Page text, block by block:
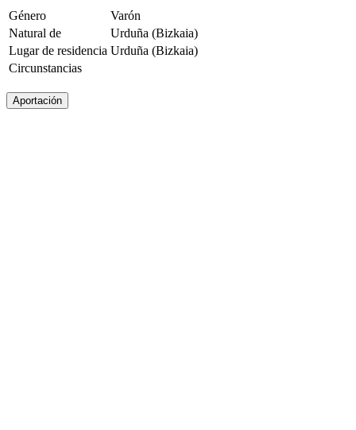
Género
Varón
Natural de
Urduña (Bizkaia)
Lugar de residencia Urduña (Bizkaia)
Circunstancias